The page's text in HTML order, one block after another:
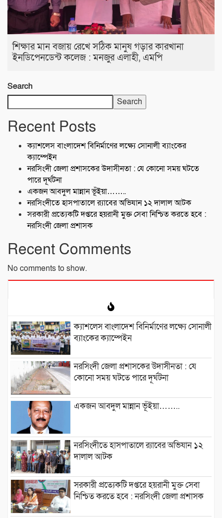
শিক্ষার মান বজায় রেখে সঠিক মানুষ গড়ার কারখানা
ইনডিপেনডেন্ট কলেজ : মনজুর এলাহী, এমপি
Search
Search
Recent Posts
ক্যাশলেস বাংলাদেশ বিনির্মাণের লক্ষ্যে সোনালী ব্যাংকের
ক্যাম্পেইন
নরসিংদী জেলা প্রশাসকের উদাসীনতা : যে কোনো সময় ঘটতে
পারে দূর্ঘটনা
একজন আবদুল মান্নান ভূঁইয়া……..
নরসিংদীতে হাসপাতালে র‍্যাবের অভিযান ১২ দালাল আটক
সরকারী প্রত্যেকটি দপ্তরে হয়রানী মুক্ত সেবা নিশ্চিত করতে হবে :
নরসিংদী জেলা প্রশাসক
Recent Comments
No comments to show.
ক্যাশলেস বাংলাদেশ বিনির্মাণের লক্ষ্যে সোনালী
ব্যাংকের ক্যাম্পেইন
নরসিংদী জেলা প্রশাসকের উদাসীনতা : যে
কোনো সময় ঘটতে পারে দূর্ঘটনা
একজন আবদুল মান্নান ভূঁইয়া……..
নরসিংদীতে হাসপাতালে র‍্যাবের অভিযান ১২
দালাল আটক
সরকারী প্রত্যেকটি দপ্তরে হয়রানী মুক্ত সেবা
নিশ্চিত করতে হবে : নরসিংদী জেলা প্রশাসক